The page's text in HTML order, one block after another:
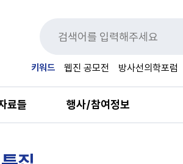
키워드 웹진 공모전 방사선의학포럼
료들 행사/참여정보